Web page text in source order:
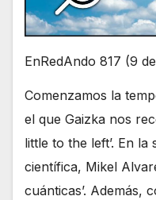
EnRedAndo 817 (9
Comenzamos la
el que Gaizka nos
little to the left’. En
científica, Mikel
cuánticas’. Además,